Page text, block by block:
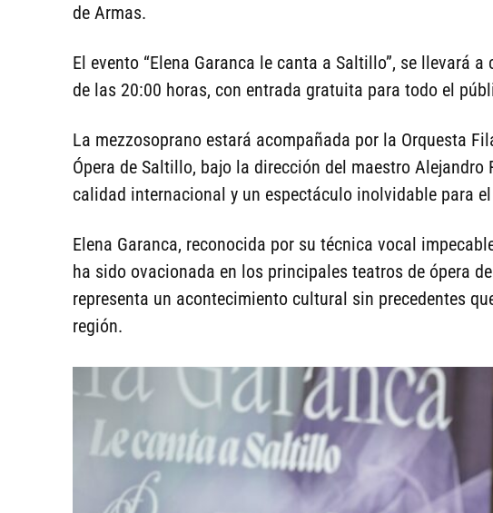
de Armas.
El evento “Elena Garanca le canta a Saltillo”, se llevará
de las 20:00 horas, con entrada gratuita para todo el
La mezzosoprano estará acompañada por la Orquesta
Ópera de Saltillo, bajo la dirección del maestro Alejandro
calidad internacional y un espectáculo inolvidable para
Elena Garanca, reconocida por su técnica vocal
ha sido ovacionada en los principales teatros de ópera
representa un acontecimiento cultural sin precedentes
región.